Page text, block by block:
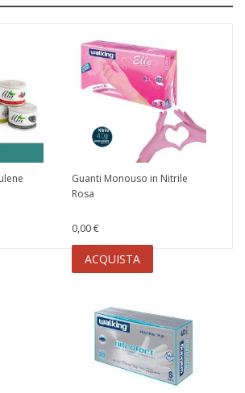
Guanti Monouso in Nitrile
Rosa
0,00 €
ACQUISTA